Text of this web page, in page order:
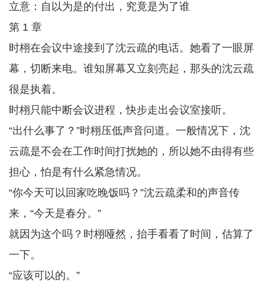
立意：自以为是的付出，究竟是为了谁
第 1 章
时栩在会议中途接到了沈云疏的电话。她看了一眼屏
幕，切断来电。谁知屏幕又立刻亮起，那头的沈云疏
很是执着。
时栩只能中断会议进程，快步走出会议室接听。
“出什么事了？”时栩压低声音问道。一般情况下，沈
云疏是不会在工作时间打扰她的，所以她不由得有些
担心，怕是有什么紧急情况。
“你今天可以回家吃晚饭吗？”沈云疏柔和的声音传
来，“今天是春分。”
就因为这个吗？时栩哑然，抬手看看了时间，估算了
一下。
“应该可以的。”